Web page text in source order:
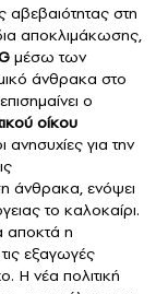
αβεβαιότητας στη
αποκλιμάκωσης,
μέσω των
άνθρακα στο
ο
οίκου
ανησυχίες για την
άνθρακα, ενόψει
το καλοκαίρι.
αποκτά η
εξαγωγές
Η νέα πολιτική